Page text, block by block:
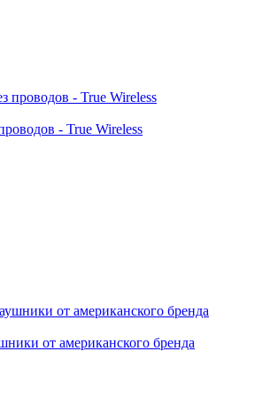
- True Wireless
от американского бренда